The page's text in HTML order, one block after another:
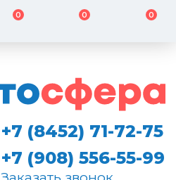
0 0 0
+7 (8452) 71-72-75
+7 (908) 556-55-99